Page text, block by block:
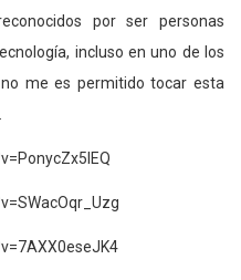
por ser personas
incluso en uno de los
me es permitido tocar esta